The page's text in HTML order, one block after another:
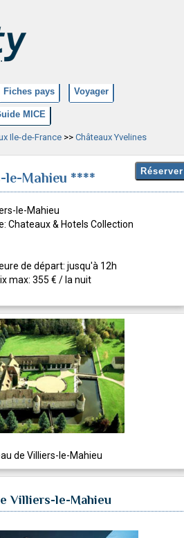
Fiches pays Voyager
MICE
Ile-de-France >> Châteaux Yvelines
le-Mahieu ****
le-Mahieu
Chateaux & Hotels Collection
de départ: jusqu'à 12h
max: 355 € / la nuit
de Villiers-le-Mahieu
Villiers-le-Mahieu